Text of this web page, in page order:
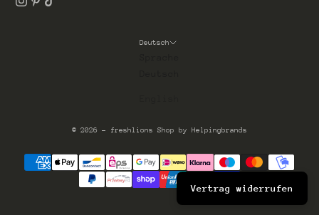
Deutsch
© 2026 - freshlions Shop by Helpingbrands
Vertrag widerrufen